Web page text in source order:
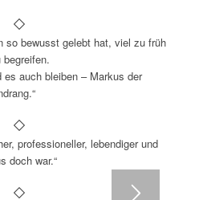
so bewusst gelebt hat, viel zu früh
auch bleiben – Markus der
professioneller, lebendiger und
doch war.“